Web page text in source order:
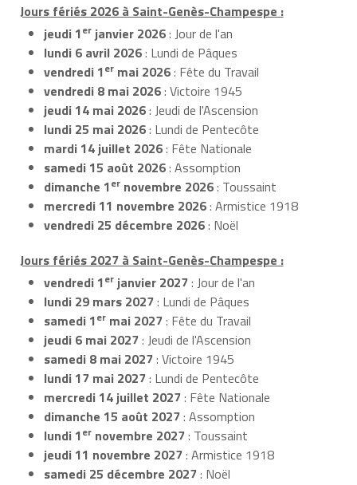
Jours fériés 2026 à Saint-Genès-Champespe :
jeudi 1er janvier 2026: Jour de l'an
lundi 6 avril 2026: Lundi de Pâques
vendredi 1er mai 2026: Fête du Travail
vendredi 8 mai 2026: Victoire 1945
jeudi 14 mai 2026: Jeudi de l'Ascension
lundi 25 mai 2026: Lundi de Pentecôte
mardi 14 juillet 2026: Fête Nationale
samedi 15 août 2026: Assomption
dimanche 1er novembre 2026: Toussaint
mercredi 11 novembre 2026: Armistice 1918
vendredi 25 décembre 2026: Noël
Jours fériés 2027 à Saint-Genès-Champespe :
vendredi 1er janvier 2027: Jour de l'an
lundi 29 mars 2027: Lundi de Pâques
samedi 1er mai 2027: Fête du Travail
jeudi 6 mai 2027: Jeudi de l'Ascension
samedi 8 mai 2027: Victoire 1945
lundi 17 mai 2027: Lundi de Pentecôte
mercredi 14 juillet 2027: Fête Nationale
dimanche 15 août 2027: Assomption
lundi 1er novembre 2027: Toussaint
jeudi 11 novembre 2027: Armistice 1918
samedi 25 décembre 2027: Noël